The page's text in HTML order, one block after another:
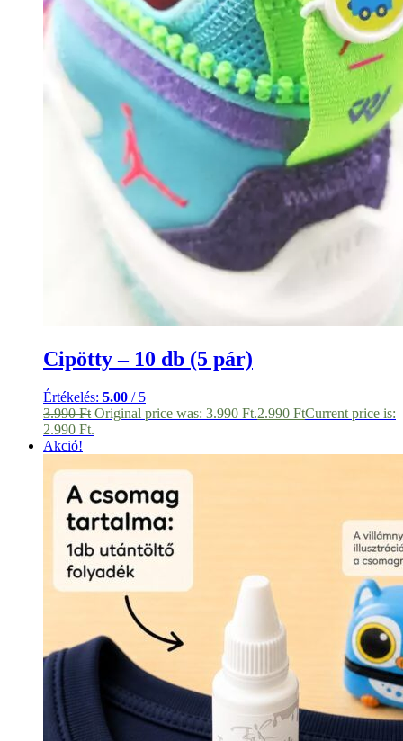
Cipötty – 10 db (5 pár)
Értékelés: 5.00 / 5
3.990Ft Original price was: 3.990 Ft.2.990 FtCurrent price is:
2.990 Ft.
Akció!